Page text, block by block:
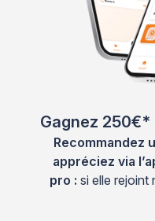
Gagnez 250€*
Recommandez
appréciez via
pro : si elle rejoint